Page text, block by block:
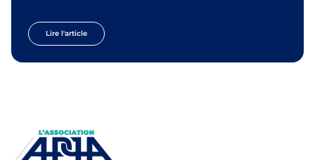
Lire l'article